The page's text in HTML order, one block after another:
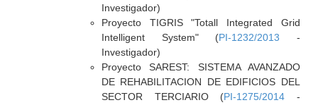
Investigador)
Proyecto TIGRIS "Totall Integrated Grid
Intelligent System" (PI-1232/2013 -
Investigador)
Proyecto SAREST: SISTEMA AVANZADO
DE REHABILITACION DE EDIFICIOS DEL
SECTOR TERCIARIO (PI-1275/2014 -